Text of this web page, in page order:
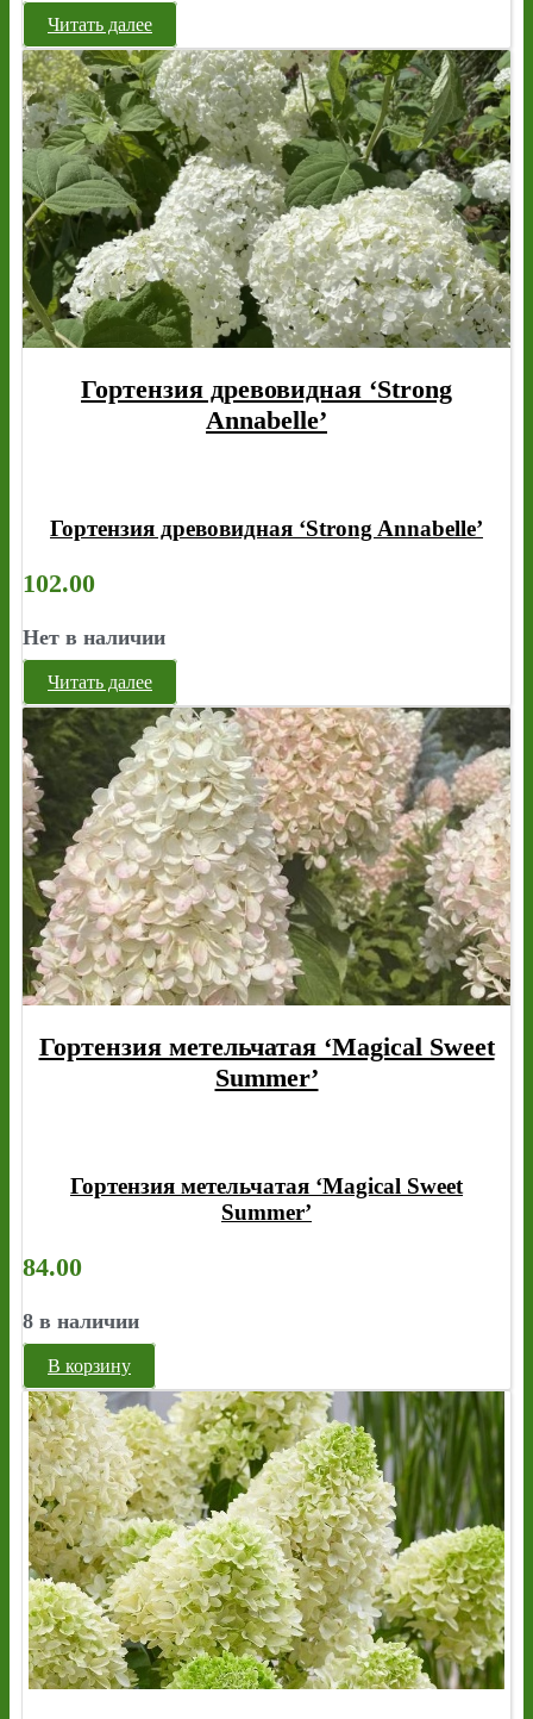
Читать далее
Гортензия древовидная ‘Strong
Annabelle’
Гортензия древовидная ‘Strong Annabelle’
102.00
Нет в наличии
Читать далее
Гортензия метельчатая ‘Magical Sweet
Summer’
Гортензия метельчатая ‘Magical Sweet
Summer’
84.00
8 в наличии
В корзину